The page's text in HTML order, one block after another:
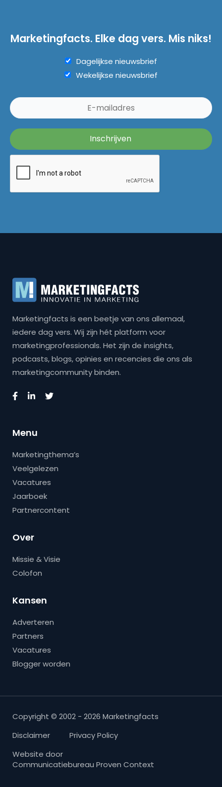
Marketingfacts. Elke dag vers. Mis niks!
Dagelijkse nieuwsbrief
Wekelijkse nieuwsbrief
Marketingfacts is een beetje van ons allemaal,
iedere dag vers. Wij zijn hét platform voor
marketingprofessionals. Het zijn de insights,
podcasts, blogs, opinies en recencies die ons als
marketingcommunity binden.
Menu
Marketingthema’s
Veelgelezen
Vacatures
Jaarboek
Partnercontent
Over
Missie & Visie
Colofon
Kansen
Adverteren
Partners
Vacatures
Blogger worden
Copyright © 2002 - 2026 Marketingfacts
Disclaimer
Privacy Policy
Website door
Communicatiebureau Proven Context